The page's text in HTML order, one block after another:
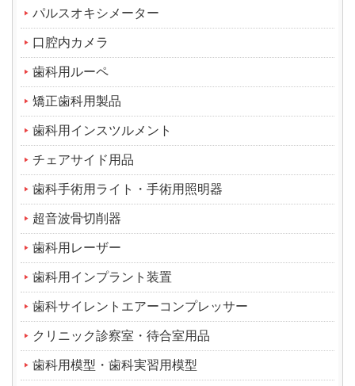
パルスオキシメーター
口腔内カメラ
歯科用ルーペ
矯正歯科用製品
歯科用インスツルメント
チェアサイド用品
歯科手術用ライト・手術用照明器
超音波骨切削器
歯科用レーザー
歯科用インプラント装置
歯科サイレントエアーコンプレッサー
クリニック診察室・待合室用品
歯科用模型・歯科実習用模型